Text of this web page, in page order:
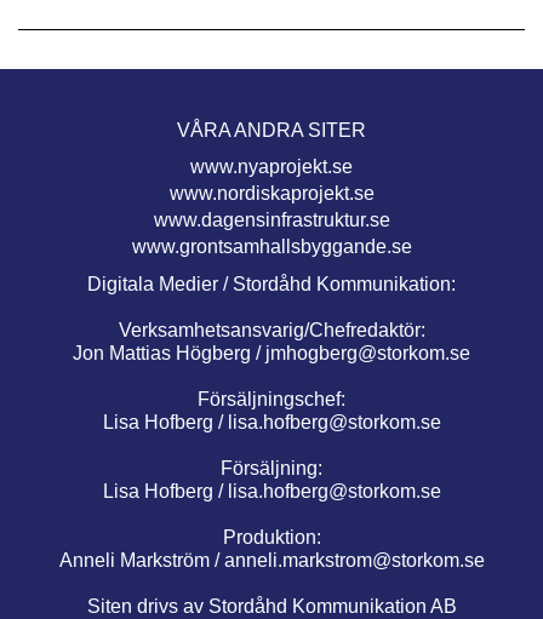
VÅRA ANDRA SITER
www.nyaprojekt.se
www.nordiskaprojekt.se
www.dagensinfrastruktur.se
www.grontsamhallsbyggande.se
Digitala Medier / Stordåhd Kommunikation:
Verksamhetsansvarig/Chefredaktör:
Jon Mattias Högberg / jmhogberg@storkom.se
Försäljningschef:
Lisa Hofberg / lisa.hofberg@storkom.se
Försäljning:
Lisa Hofberg / lisa.hofberg@storkom.se
Produktion:
Anneli Markström /anneli.markstrom@storkom.se
Siten drivs av Stordåhd Kommunikation AB